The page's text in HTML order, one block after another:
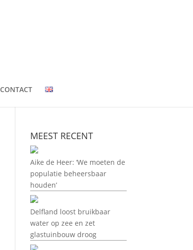
CONTACT
MEEST RECENT
Aike de Heer: ‘We moeten de
populatie beheersbaar
houden’
Delfland loost bruikbaar
water op zee en zet
glastuinbouw droog